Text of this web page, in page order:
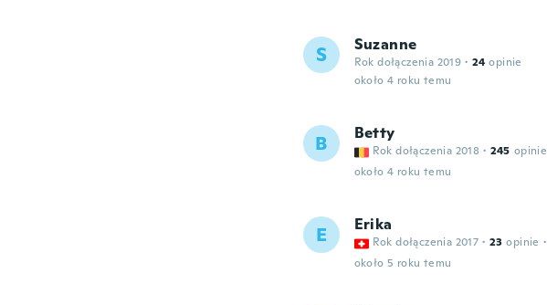
S Suzanne
Rok dołączenia 2019 · 24 opinie
około 4 roku temu
B Betty
Rok dołączenia 2018 · 245 opinie
około 4 roku temu
E Erika
Rok dołączenia 2017 · 23 opinie ·
około 5 roku temu